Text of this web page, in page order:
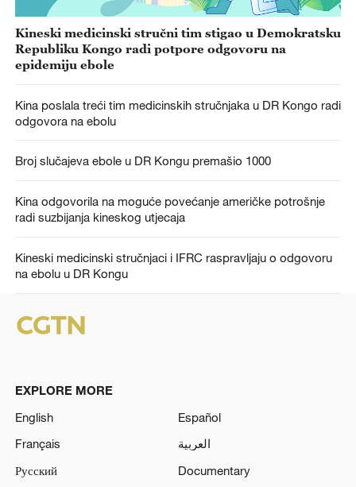
Kineski medicinski stručni tim stigao u Demokratsku
Republiku Kongo radi potpore odgovoru na
epidemiju ebole
Kina poslala treći tim medicinskih stručnjaka u DR Kongo radi
odgovora na ebolu
Broj slučajeva ebole u DR Kongu premašio 1000
Kina odgovorila na moguće povećanje američke potrošnje
radi suzbijanja kineskog utjecaja
Kineski medicinski stručnjaci i IFRC raspravljaju o odgovoru
na ebolu u DR Kongu
EXPLORE MORE
English
Español
Français
العربية
Русский
Documentary